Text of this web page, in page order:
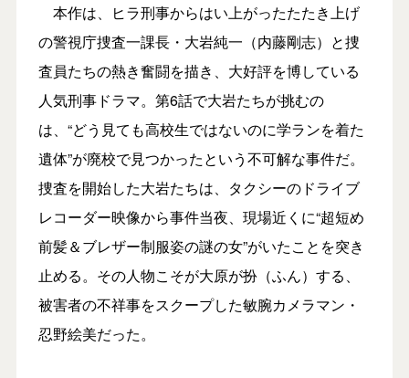
本作は、ヒラ刑事からはい上がったたたき上げ
の警視庁捜査一課長・大岩純一（内藤剛志）と捜
査員たちの熱き奮闘を描き、大好評を博している
人気刑事ドラマ。第6話で大岩たちが挑むの
は、“どう見ても高校生ではないのに学ランを着た
遺体”が廃校で見つかったという不可解な事件だ。
捜査を開始した大岩たちは、タクシーのドライブ
レコーダー映像から事件当夜、現場近くに“超短め
前髪＆ブレザー制服姿の謎の女”がいたことを突き
止める。その人物こそが大原が扮（ふん）する、
被害者の不祥事をスクープした敏腕カメラマン・
忍野絵美だった。